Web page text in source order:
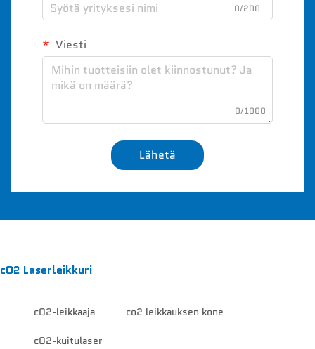
0/200
Viesti
0/1000
Lähetä
cO2 Laserleikkuri
cO2-leikkaaja co2 leikkauksen kone
cO2-kuitulaser